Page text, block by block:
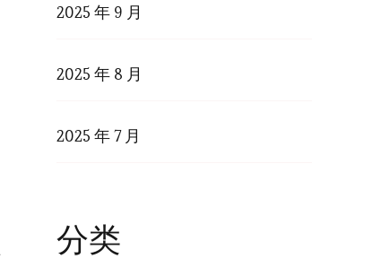
2025 年 9 月
2025 年 8 月
2025 年 7 月
分类